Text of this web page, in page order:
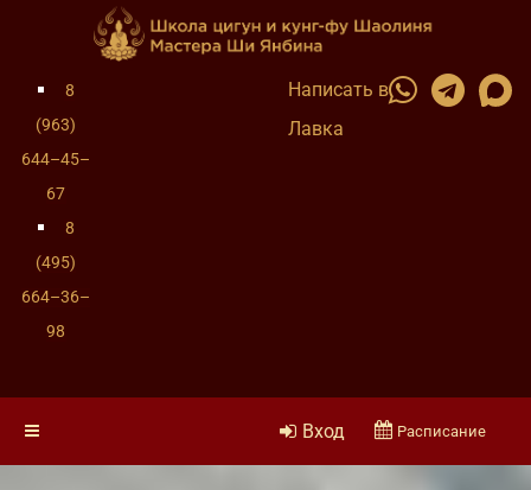
8
(963)
644–45–
67
8
(495)
664–36–
98
Написать в
Лавка
Вход Расписание